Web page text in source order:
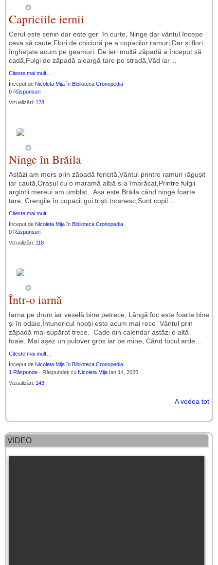
Capriciile iernii
Cerul este senin dar este ger în curte, Ninge dar vântul începe
ceva să caute,Flori de chiciură pe a copacilor ramuri,Dar și flori
înghețate acum pe geamuri. De ieri multă zăpadă a început să
cadă,Fulgi de zăpadă aleargă tare pe stradă,Văd iar…
Citeste mai mult…
Început de Nicoleta Mija în Biblioteca Cronopedia
0 Răspunsuri
Vizualizări: 128
Ninge în Brăila
Astăzi am mers prin zăpadă fericită,Vântul printre ramuri răgușit
iar caută,Orașul cu o maramă albă s-a îmbrăcat,Printre fulgii
argintii mereui am umblat. Așa este Brăila când ninge foarte
tare, Crengile în copacii goi triști trosnesc,Sunt copil…
Citeste mai mult…
Început de Nicoleta Mija în Biblioteca Cronopedia
0 Răspunsuri
Vizualizări: 118
Într-o iarnă
Iarna pe drum iar veselă bine petrece, Lângă foc este foarte bine
și în odaie,Întunericul nopții este acum mai rece Vântul prin
zăpadă mai supărat trece. Cade din calendar astăzi o altă
foaie, Mai așez un pulover gros iar pe mine, Când focul arde…
Citeste mai mult…
Început de Nicoleta Mija în Biblioteca Cronopedia
1 Răspunde · Răspundeți cu Nicoleta Mija Ian 14, 2025
Vizualizări: 143
A vedea tot
VIDEO